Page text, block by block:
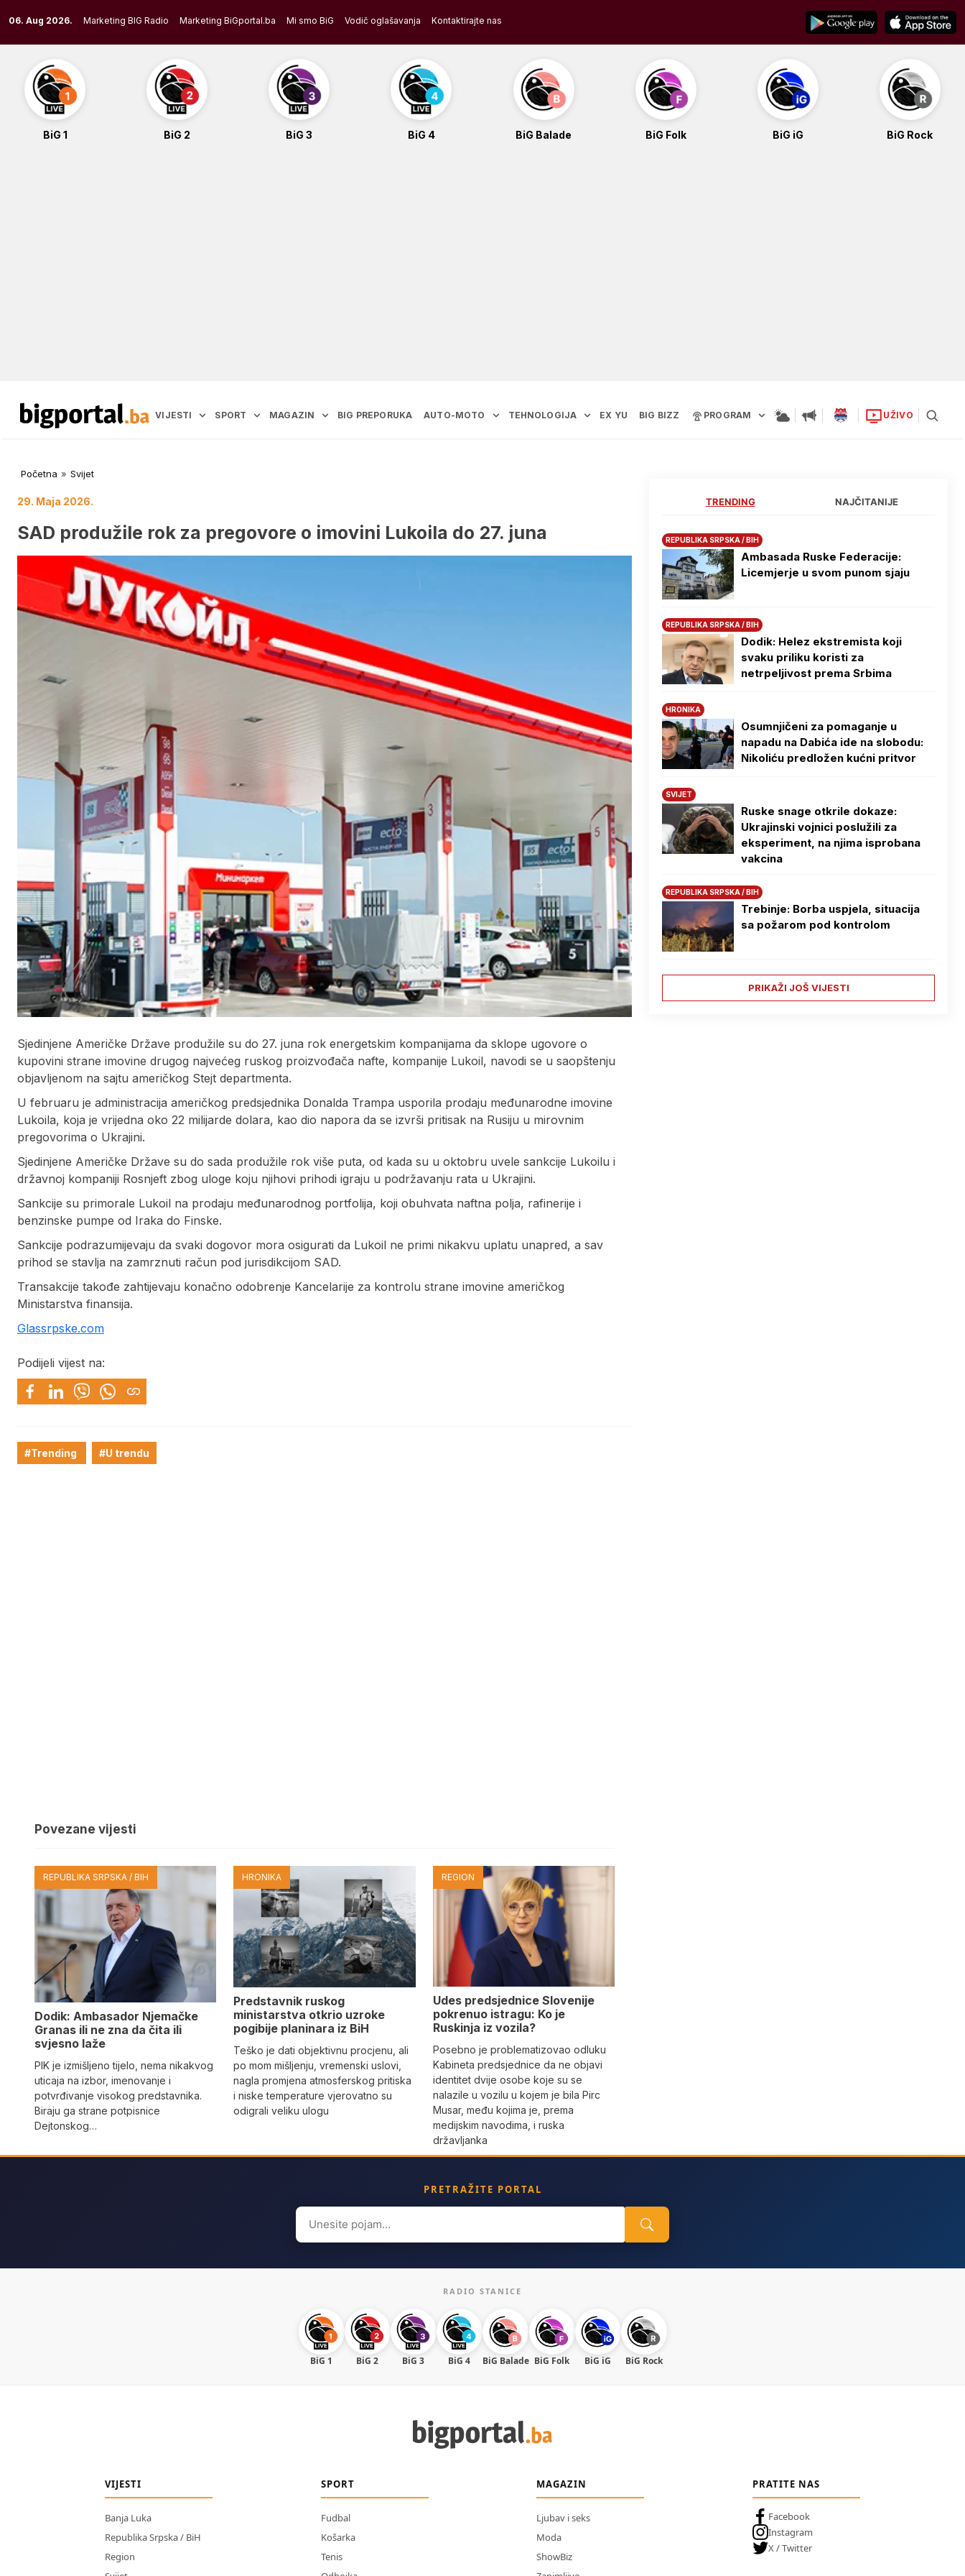
to
content
06. Aug 2026. Marketing BIG Radio Marketing BiGportal.ba Mi smo BiG Vodič oglašavanja Kontaktirajte nas
BiG 1 BiG 2 BiG 3 BiG 4 BiG Balade BiG Folk BiG iG BiG Rock
VIJESTI SPORT MAGAZIN BIG PREPORUKA AUTO-MOTO TEHNOLOGIJA EX YU BIG BIZZ PROGRAM UŽIVO
Početna » Svijet
29. Maja 2026.
SAD produžile rok za pregovore o imovini Lukoila do 27. juna
Sjedinjene Američke Države produžile su do 27. juna rok energetskim kompanijama da sklope ugovore o
kupovini strane imovine drugog najvećeg ruskog proizvođača nafte, kompanije Lukoil, navodi se u saopštenju
objavljenom na sajtu američkog Stejt departmenta.
U februaru je administracija američkog predsjednika Donalda Trampa usporila prodaju međunarodne imovine
Lukoila, koja je vrijedna oko 22 milijarde dolara, kao dio napora da se izvrši pritisak na Rusiju u mirovnim
pregovorima o Ukrajini.
Sjedinjene Američke Države su do sada produžile rok više puta, od kada su u oktobru uvele sankcije Lukoilu i
državnoj kompaniji Rosnjeft zbog uloge koju njihovi prihodi igraju u podržavanju rata u Ukrajini.
Sankcije su primorale Lukoil na prodaju međunarodnog portfolija, koji obuhvata naftna polja, rafinerije i
benzinske pumpe od Iraka do Finske.
Sankcije podrazumijevaju da svaki dogovor mora osigurati da Lukoil ne primi nikakvu uplatu unapred, a sav
prihod se stavlja na zamrznuti račun pod jurisdikcijom SAD.
Transakcije takođe zahtijevaju konačno odobrenje Kancelarije za kontrolu strane imovine američkog
Ministarstva finansija.
Glassrpske.com
Podijeli vijest na:
#Trending #U trendu
Povezane vijesti
REPUBLIKA SRPSKA / BIH
Dodik: Ambasador Njemačke
Granas ili ne zna da čita ili
svjesno laže
PIK je izmišljeno tijelo, nema nikakvog
uticaja na izbor, imenovanje i
potvrđivanje visokog predstavnika.
Biraju ga strane potpisnice
Dejtonskog…
HRONIKA
Predstavnik ruskog
ministarstva otkrio uzroke
pogibije planinara iz BiH
Teško je dati objektivnu procjenu, ali
po mom mišljenju, vremenski uslovi,
nagla promjena atmosferskog pritiska
i niske temperature vjerovatno su
odigrali veliku ulogu
REGION
Udes predsjednice Slovenije
pokrenuo istragu: Ko je
Ruskinja iz vozila?
Posebno je problematizovao odluku
Kabineta predsjednice da ne objavi
identitet dvije osobe koje su se
nalazile u vozilu u kojem je bila Pirc
Musar, među kojima je, prema
medijskim navodima, i ruska
državljanka
TRENDING NAJČITANIJE
REPUBLIKA SRPSKA / BIH
Ambasada Ruske Federacije:
Licemjerje u svom punom sjaju
REPUBLIKA SRPSKA / BIH
Dodik: Helez ekstremista koji
svaku priliku koristi za
netrpeljivost prema Srbima
HRONIKA
Osumnjičeni za pomaganje u
napadu na Dabića ide na slobodu:
Nikoliću predložen kućni pritvor
SVIJET
Ruske snage otkrile dokaze:
Ukrajinski vojnici poslužili za
eksperiment, na njima isprobana
vakcina
REPUBLIKA SRPSKA / BIH
Trebinje: Borba uspjela, situacija
sa požarom pod kontrolom
PRIKAŽI JOŠ VIJESTI
PRETRAŽITE PORTAL
Search
for:
RADIO STANICE
BiG 1 BiG 2 BiG 3 BiG 4 BiG Balade BiG Folk BiG iG BiG Rock
VIJESTI
Banja Luka
Republika Srpska / BiH
Region
SPORT
Fudbal
Košarka
Tenis
MAGAZIN
Ljubav i seks
Moda
ShowBiz
PRATITE NAS
Facebook
Instagram
X / Twitter